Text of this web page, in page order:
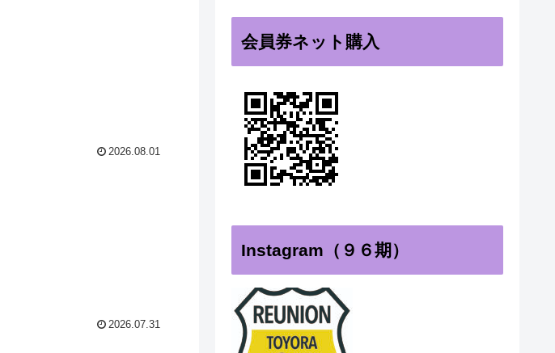
2026.08.01
2026.07.31
会員券ネット購入
Instagram（９６期）